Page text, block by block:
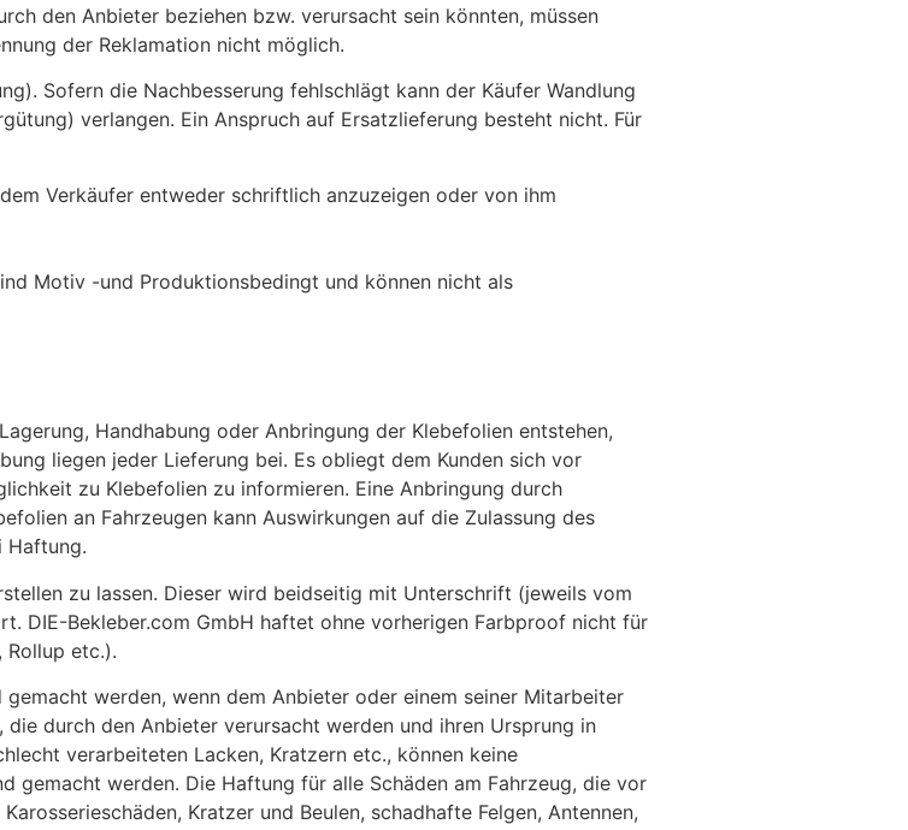
den Anbieter beziehen bzw. verursacht sein könnten, müssen
der Reklamation nicht möglich.
Sofern die Nachbesserung fehlschlägt kann der Käufer Wandlung
verlangen. Ein Anspruch auf Ersatzlieferung besteht nicht. Für
Verkäufer entweder schriftlich anzuzeigen oder von ihm
Motiv -und Produktionsbedingt und können nicht als
Handhabung oder Anbringung der Klebefolien entstehen,
liegen jeder Lieferung bei. Es obliegt dem Kunden sich vor
zu Klebefolien zu informieren. Eine Anbringung durch
an Fahrzeugen kann Auswirkungen auf die Zulassung des
Haftung.
zu lassen. Dieser wird beidseitig mit Unterschrift (jeweils vom
DIE-Bekleber.com GmbH haftet ohne vorherigen Farbproof nicht für
Rollup etc.).
werden, wenn dem Anbieter oder einem seiner Mitarbeiter
durch den Anbieter verursacht werden und ihren Ursprung in
verarbeiteten Lacken, Kratzern etc., können keine
gemacht werden. Die Haftung für alle Schäden am Fahrzeug, die vor
Kratzer und Beulen, schadhafte Felgen, Antennen,